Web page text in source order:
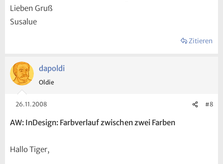
Lieben Gruß
Susalue
Zitieren
dapoldi
Oldie
26.11.2008 #8
AW: InDesign: Farbverlauf zwischen zwei Farben
Hallo Tiger,